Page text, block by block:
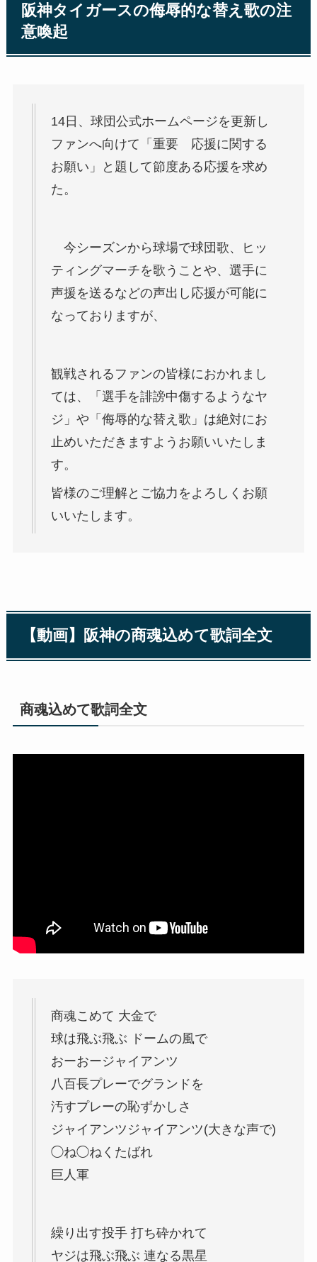
阪神タイガースの侮辱的な替え歌の注
意喚起
14日、球団公式ホームページを更新し
ファンへ向けて「重要 応援に関する
お願い」と題して節度ある応援を求め
た。
今シーズンから球場で球団歌、ヒッ
ティングマーチを歌うことや、選手に
声援を送るなどの声出し応援が可能に
なっておりますが、
観戦されるファンの皆様におかれまし
ては、「選手を誹謗中傷するようなヤ
ジ」や「侮辱的な替え歌 」は絶対にお
止めいただきますようお願いいたしま
す。
皆様のご理解とご協力をよろしくお願
いいたします。
【動画】阪神の商魂込めて歌詞全文
商魂込めて歌詞全文
商魂こめて 大金で
球は飛ぶ飛ぶ ドームの風で
おーおージャイアンツ
八百長プレーでグランドを
汚すプレーの恥ずかしさ
ジャイアンツジャイアンツ(大きな声で)
◯ね◯ねくたばれ
巨人軍
繰り出す投手 打ち砕かれて
ヤジは飛ぶ飛ぶ 連なる黒星